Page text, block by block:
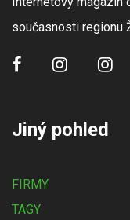
současnosti regionu
Jiný pohled
FIRMY
TAGY